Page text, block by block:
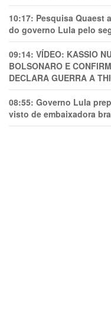
10:17: Pesquisa Quaest
do governo Lula pelo
09:14: VÍDEO: KASSIO
BOLSONARO E
DECLARA GUERRA A
08:55: Governo Lula
visto de embaixadora